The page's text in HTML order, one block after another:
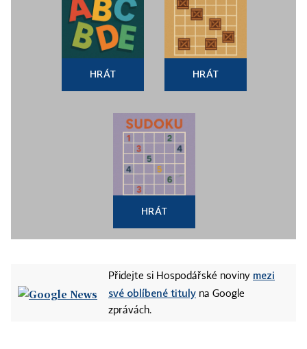
HRÁT HRÁT
HRÁT
Přidejte si Hospodářské noviny mezi
své oblíbené tituly na Google
zprávách.